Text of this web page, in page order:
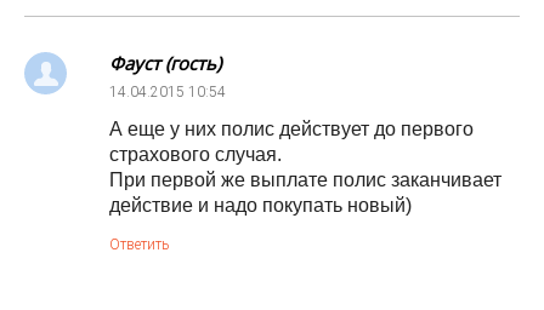
Фауст (гость)
14.04.2015 10:54
А еще у них полис действует до первого
страхового случая.
При первой же выплате полис заканчивает
действие и надо покупать новый)
Ответить